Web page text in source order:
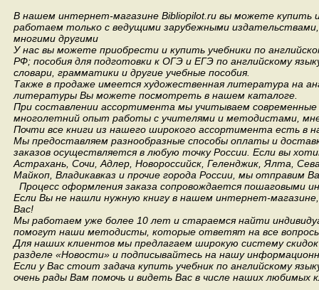
В нашем интернет-магазине Bibliopilot.ru вы можете купить
работаем только с ведущими зарубежными издательствами,
многими другими
У нас вы можете приобрести и купить учебники по
РФ; пособия для подготовки к ОГЭ и ЕГЭ по английскому
словари, грамматики и другие учебные пособия.
Также в продаже имеется художественная литература на
литературы Вы можете посмотреть в нашем каталоге.
При составлении ассортимента мы учитываем
многолетний опыт работы с учителями и методистами,
Почти все книги из нашего широкого ассортимента есть в
Мы предоставляем разнообразные способы оплаты и
заказов осуществляется в любую точку России. Если вы
Астрахань, Сочи, Адлер, Новороссийск, Геленджик, Ялта,
Майкоп, Владикавказ и прочие города России, мы отправим
Процесс оформления заказа сопровождается пошаговыми
Если Вы не нашли нужную книгу в нашем интернет-
Вас!
Мы работаем уже более 10 лет и стараемся найти
помогут наши методисты, которые ответят на все
Для наших клиентов мы предлагаем широкую систему
разделе «Новости» и подписывайтесь на нашу
Если у Вас стоит задача купить учебник по английскому
очень рады Вам помочь и видеть Вас в числе наших любимых